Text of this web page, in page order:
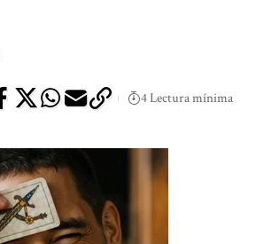
4 Lectura mínima